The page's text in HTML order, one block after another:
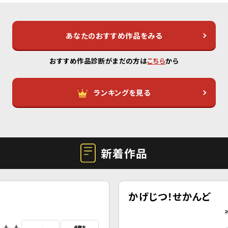
あなたのおすすめ作品をみる
おすすめ作品診断がまだの方はこちらから
ランキングを見る
新着作品
かげじつ！せかんど